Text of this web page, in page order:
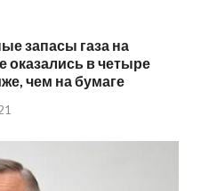
запасы газа на
оказались в четыре
чем на бумаге